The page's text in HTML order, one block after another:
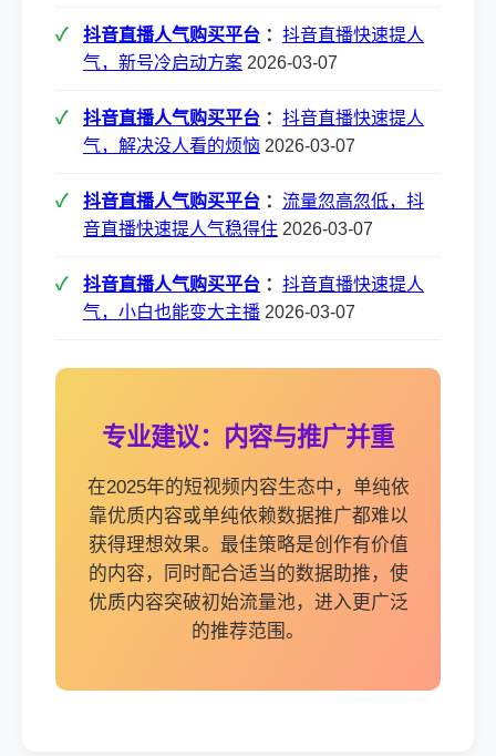
抖音直播人气购买平台 ： 抖音直播快速提人
气，新号冷启动方案 2026-03-07
抖音直播人气购买平台 ： 抖音直播快速提人
气，解决没人看的烦恼 2026-03-07
抖音直播人气购买平台 ： 流量忽高忽低，抖
音直播快速提人气稳得住 2026-03-07
抖音直播人气购买平台 ： 抖音直播快速提人
气，小白也能变大主播 2026-03-07
专业建议：内容与推广并重
在2025年的短视频内容生态中，单纯依
靠优质内容或单纯依赖数据推广都难以
获得理想效果。最佳策略是创作有价值
的内容，同时配合适当的数据助推，使
优质内容突破初始流量池，进入更广泛
的推荐范围。